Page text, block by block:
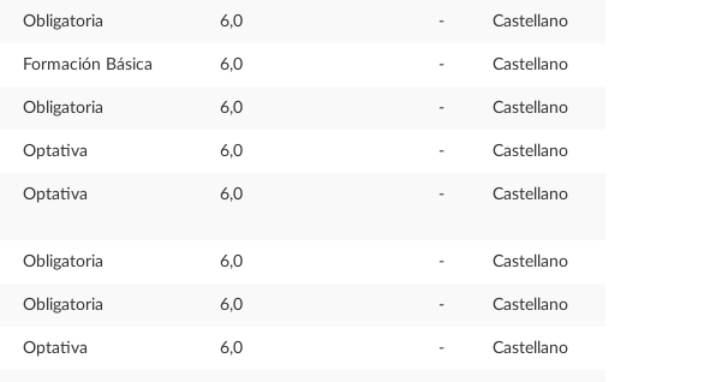
Obligatoria 6,0 - Castellano
Formación Básica 6,0 - Castellano
Obligatoria 6,0 - Castellano
Optativa 6,0 - Castellano
Optativa 6,0 - Castellano
Obligatoria 6,0 - Castellano
Obligatoria 6,0 - Castellano
Optativa 6,0 - Castellano